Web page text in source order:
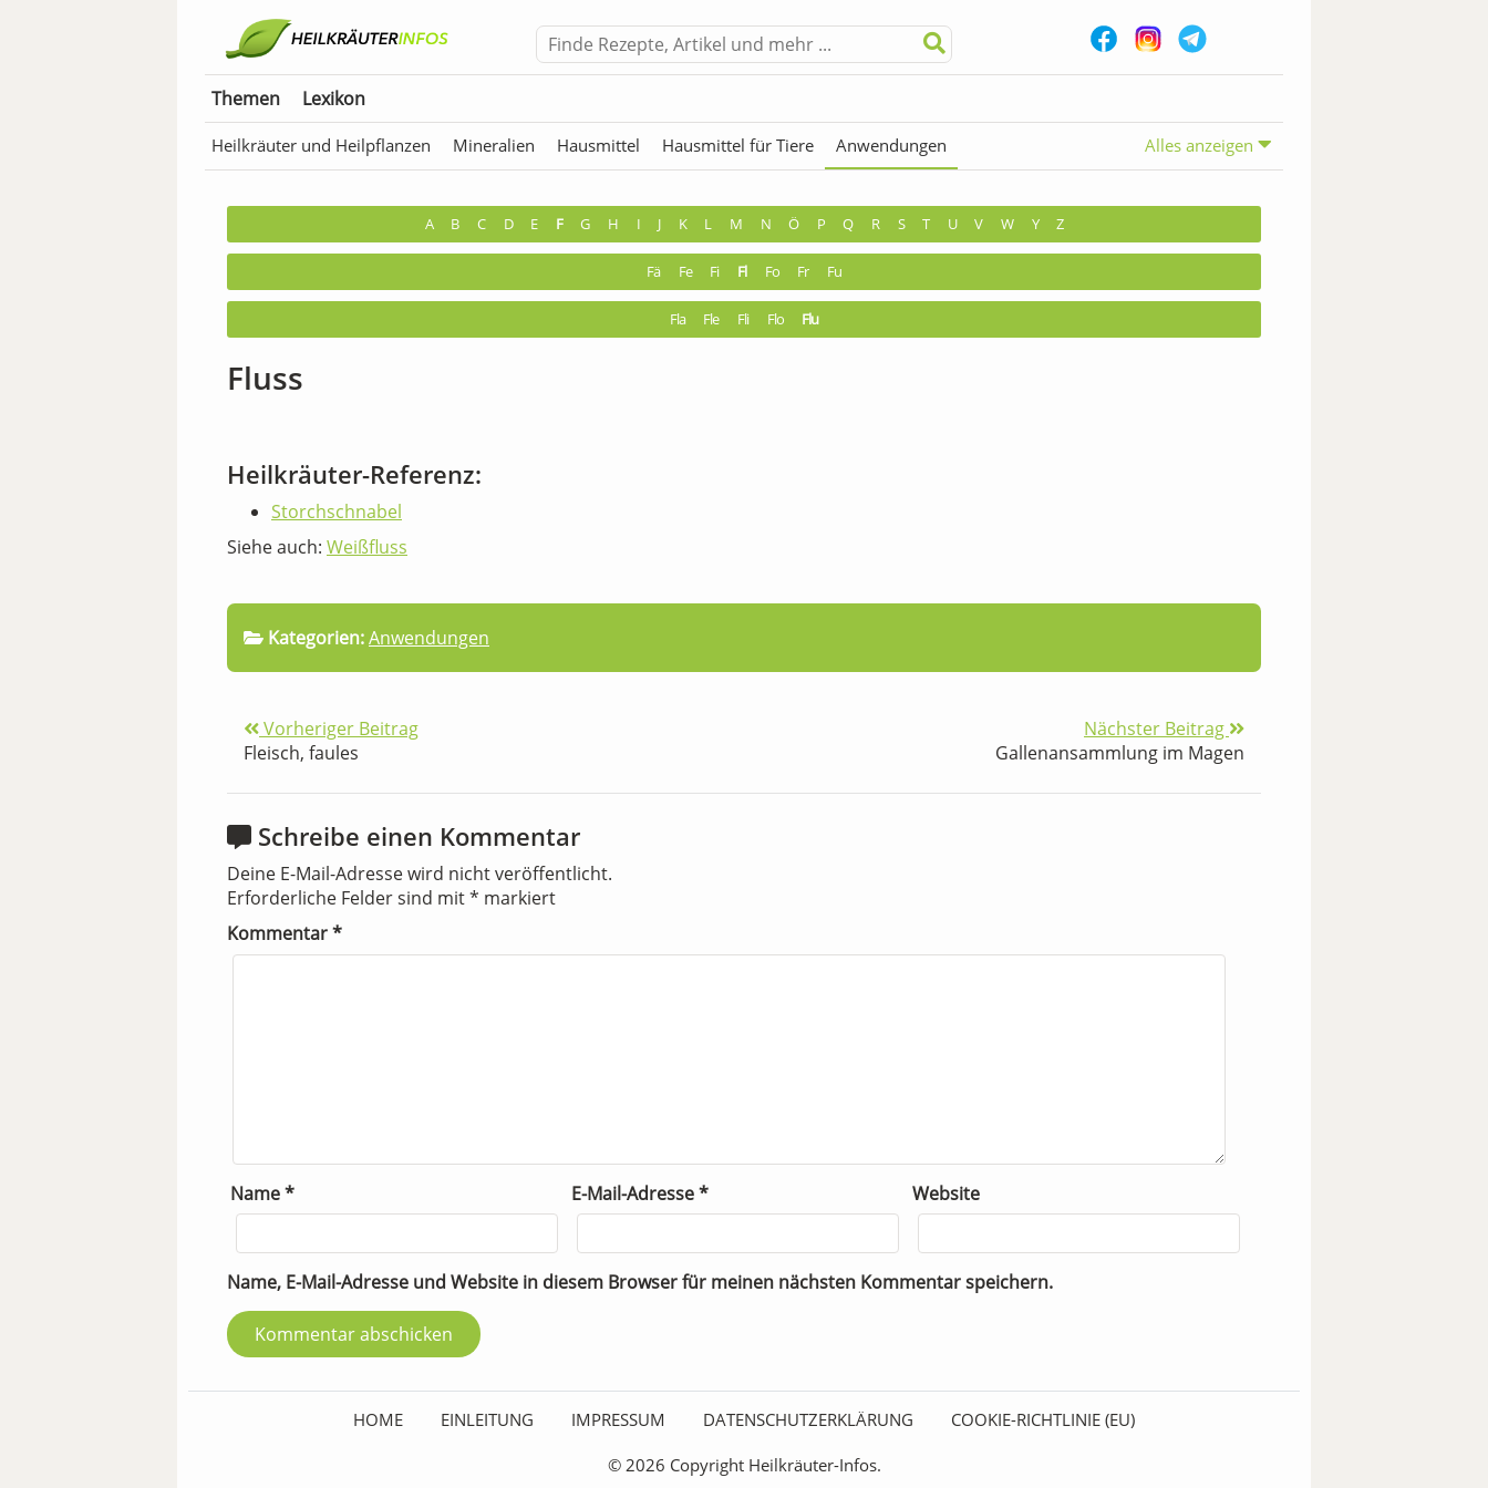
Themen Lexikon
Heilkräuter und Heilpflanzen Mineralien Hausmittel Hausmittel für Tiere Anwendungen Alles anzeigen
A B C D E F G H I J K L M N Ö P Q R S T U V W Y Z
Fä Fe Fi Fl Fo Fr Fu
Fla Fle Fli Flo Flu
Fluss
Heilkräuter-Referenz:
Storchschnabel
Siehe auch: Weißfluss
Kategorien:Anwendungen
Vorheriger Beitrag
Fleisch, faules
Nächster Beitrag
Gallenansammlung im Magen
Schreibe einen Kommentar
Deine E-Mail-Adresse wird nicht veröffentlicht.
Erforderliche Felder sind mit* markiert
Kommentar*
Name* E-Mail-Adresse* Website
Name, E-Mail-Adresse und Website in diesem Browser für meinen nächsten Kommentar speichern.
HOME EINLEITUNG IMPRESSUM DATENSCHUTZERKLÄRUNG COOKIE-RICHTLINIE (EU)
© 2026 Copyright Heilkräuter-Infos.